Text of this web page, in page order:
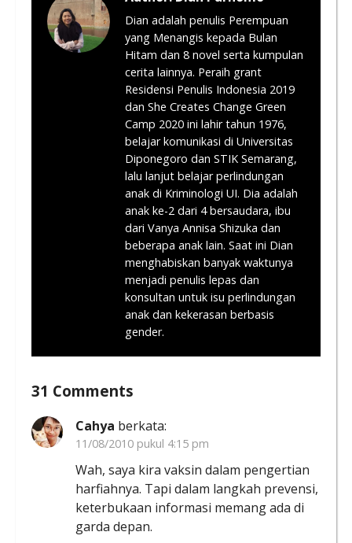
Dian adalah penulis Perempuan
yang Menangis kepada Bulan
Hitam dan 8 novel serta kumpulan
cerita lainnya. Peraih grant
Residensi Penulis Indonesia 2019
dan She Creates Change Green
Camp 2020 ini lahir tahun 1976,
belajar komunikasi di Universitas
Diponegoro dan STIK Semarang,
lalu lanjut belajar perlindungan
anak di Kriminologi UI. Dia adalah
anak ke-2 dari 4 bersaudara, ibu
dari Vanya Annisa Shizuka dan
beberapa anak lain. Saat ini Dian
menghabiskan banyak waktunya
menjadi penulis lepas dan
konsultan untuk isu perlindungan
anak dan kekerasan berbasis
gender.
31 Comments
Cahya berkata:
11/08/2010 pukul 4:15 pm
Wah, saya kira vaksin dalam pengertian
harfiahnya. Tapi dalam langkah prevensi,
keterbukaan informasi memang ada di
garda depan.